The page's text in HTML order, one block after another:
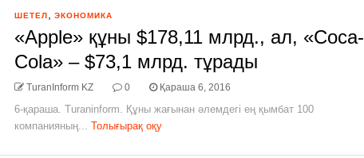
ШЕТЕЛ ЭКОНОМИКА
«Apple» құны $178,11 млрд., ал, «Coca-
Cola» – $73,1 млрд. тұрады
TuranInform KZ 0 Қараша 6, 2016
6-қараша. Turaninform. Құны жағынан әлемдегі ең қымбат 100
компанияның... Толығырақ оқу